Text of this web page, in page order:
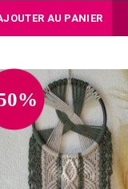
d'achatsAU PANIER